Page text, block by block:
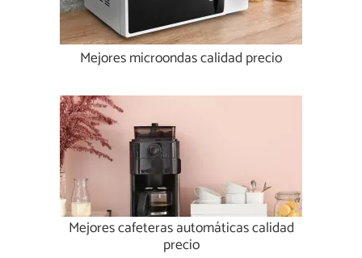
Mejores microondas calidad precio
Mejores cafeteras automáticas calidad
precio